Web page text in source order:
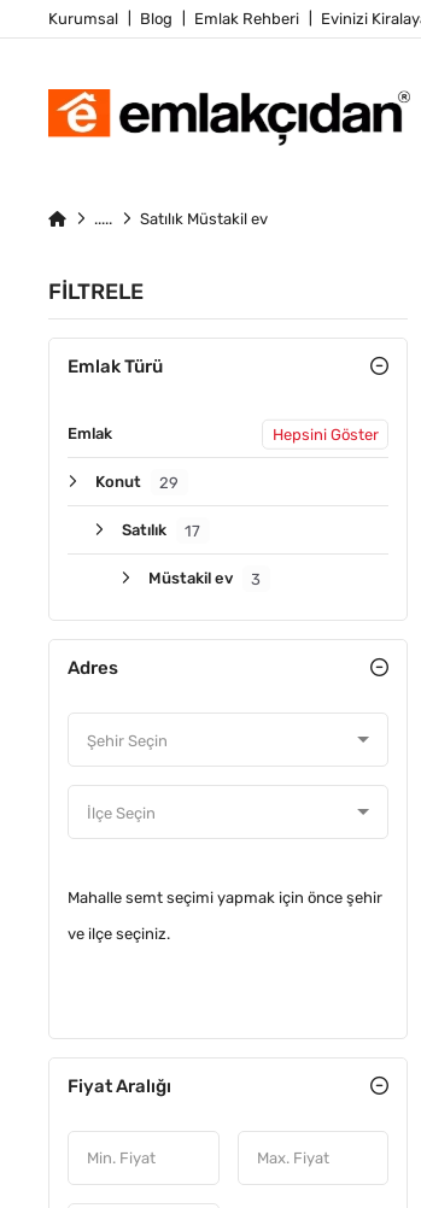
Kurumsal Blog Emlak Rehberi Evinizi
Satılık Müstakil ev
FILTRELE
Emlak Türü
Emlak Hepsini Göster
Konut 29
Satılık 17
Müstakil ev 3
Adres
Mahalle semt seçimi yapmak için önce şehir
ve ilçe seçiniz.
Fiyat Aralığı